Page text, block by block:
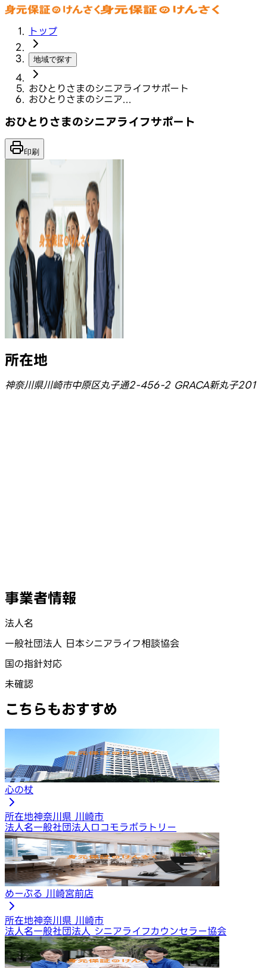
トップ
地域で探す
おひとりさまのシニアライフサポート
おひとりさまのシニア...
おひとりさまのシニアライフサポート
印刷
所在地
神奈川県川崎市中原区丸子通2-456-2 GRACA新丸子201
事業者情報
法人名
一般社団法人 日本シニアライフ相談協会
国の指針対応
未確認
こちらもおすすめ
心の杖
所在地神奈川県 川崎市
法人名一般社団法人ロコモラボラトリー
めーぷる 川崎宮前店
所在地神奈川県 川崎市
法人名一般社団法人 シニアライフカウンセラー協会